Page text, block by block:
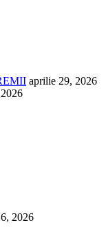
aprilie 29, 2026
2026